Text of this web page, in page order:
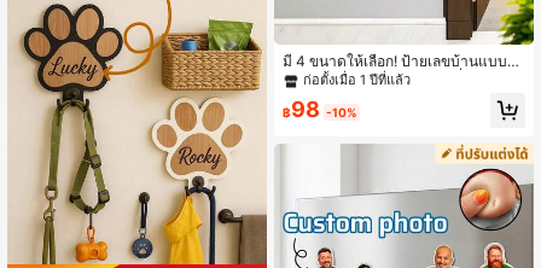
มี 4 ขนาดให้เลือก! ป้ายเลขบ้านแบบปรั
บแต่งได้ - ป้ายเลขบ้านและที่อยู่สีดำ -
ด, ความสวยงามของบ้าน, ของขวัญขึ้น
ก่อตั้งเมื่อ 1 ปีที่แล้ว
฿98 -10%